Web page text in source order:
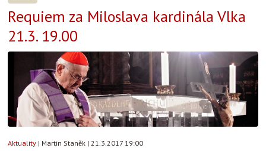
Requiem za Miloslava kardinála Vlka
21.3. 19.00
Aktuality | Martin Staněk | 21.3.2017 19:00